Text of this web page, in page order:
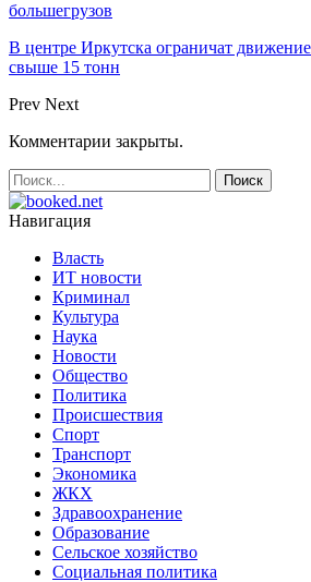
большегрузов
В центре Иркутска ограничат
свыше 15 тонн
Prev Next
Комментарии закрыты.
Навигация
Власть
ИТ новости
Криминал
Культура
Наука
Новости
Общество
Политика
Происшествия
Спорт
Транспорт
Экономика
ЖКХ
Здравоохранение
Образование
Сельское хозяйство
Социальная политика